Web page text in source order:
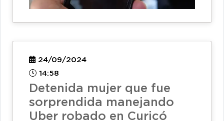
24/09/2024
14:58
Detenida mujer que fue
sorprendida manejando
Uber robado en Curicó